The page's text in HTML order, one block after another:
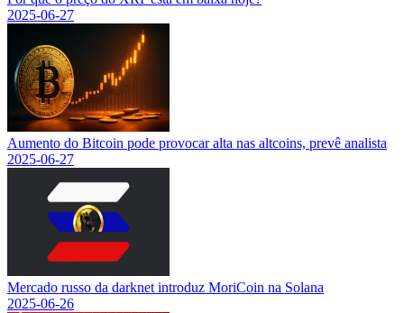
2025-06-27
Aumento do Bitcoin pode provocar alta nas altcoins, prevê analista
2025-06-27
Mercado russo da darknet introduz MoriCoin na Solana
2025-06-26